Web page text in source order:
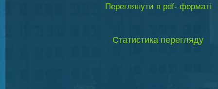
Переглянути в pdf- форматі
Статистика перегляду